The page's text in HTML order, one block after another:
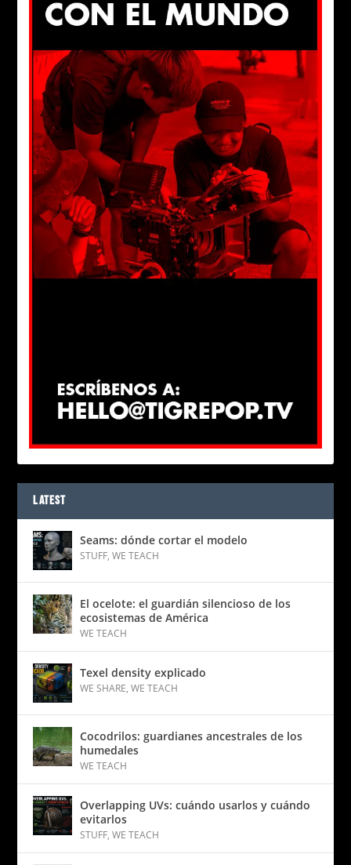
LATEST
Seams: dónde cortar el modelo
STUFF,WE TEACH
El ocelote: el guardián silencioso de los
ecosistemas de América
WE TEACH
Texel density explicado
WE SHARE,WE TEACH
Cocodrilos: guardianes ancestrales de los
humedales
WE TEACH
Overlapping UVs: cuándo usarlos y cuándo
evitarlos
STUFF,WE TEACH